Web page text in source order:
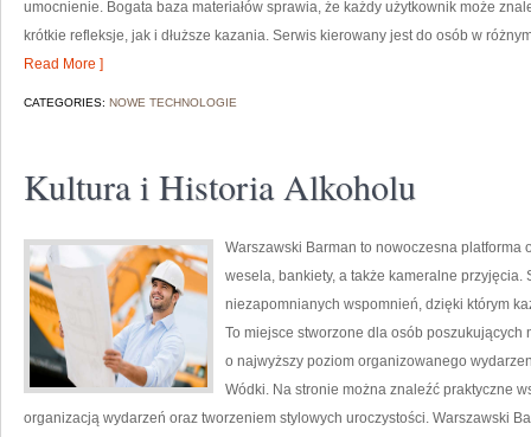
umocnienie. Bogata baza materiałów sprawia, że każdy użytkownik może
krótkie refleksje, jak i dłuższe kazania. Serwis kierowany jest do osób w
Read More ]
CATEGORIES: NOWE TECHNOLOGIE
Kultura i Historia Alkoholu
Warszawski Barman to nowoczesna
wesela, bankiety, a także kameralne
niezapomnianych wspomnień, dzięki którym
To miejsce stworzone dla osób
o najwyższy poziom organizowanego
Wódki. Na stronie można znaleźć praktyczne
organizacją wydarzeń oraz tworzeniem stylowych uroczystości. Warszawski